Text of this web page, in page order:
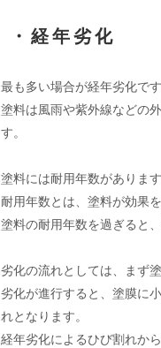
・経年劣化
最も多い場合が経年劣化です
塗料は風雨や紫外線などの
す。
塗料には耐用年数があります
耐用年数とは、塗料が効果
塗料の耐用年数を過ぎると
劣化の流れとしては、まず
劣化が進行すると、塗膜に
れとなります。
経年劣化によるひび割れか